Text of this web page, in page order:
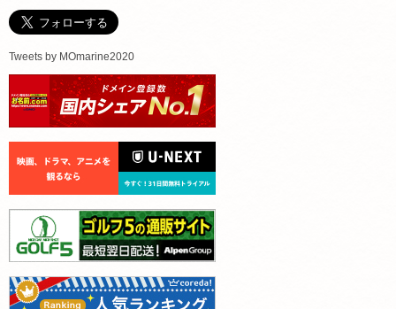
Tweets by MOmarine2020